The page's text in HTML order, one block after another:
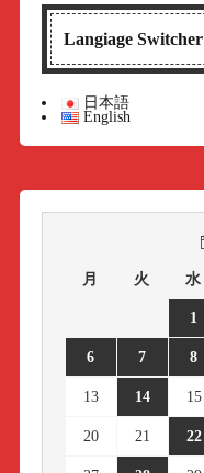
Langiage Switcher
日本語
English
月 火 水
1
6 7 8
13 14 15
20 21 22